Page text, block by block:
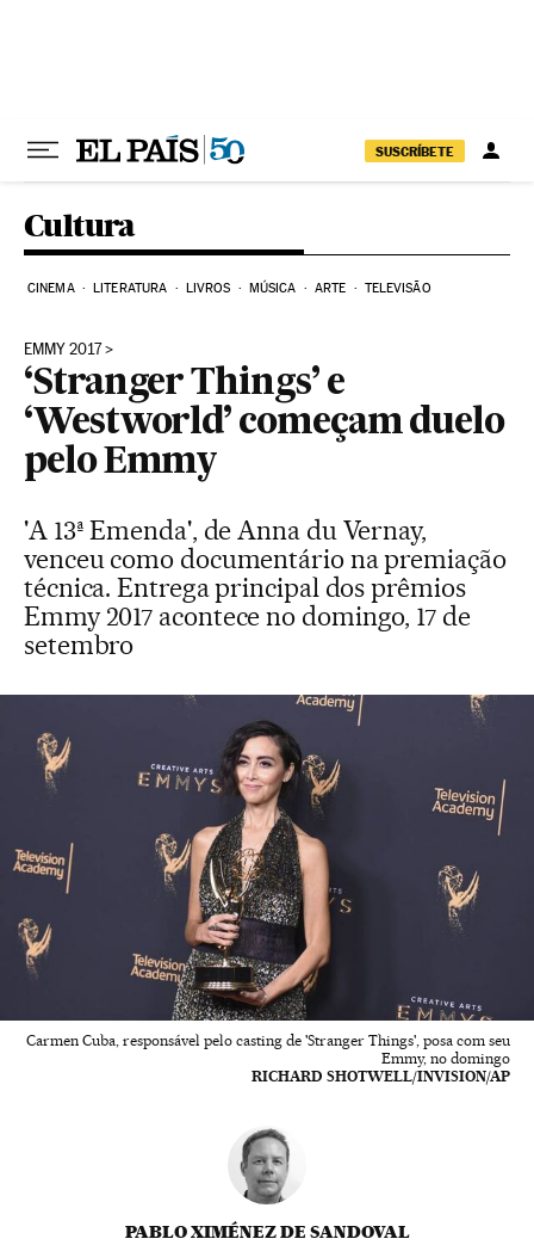
SUSCRÍBETE
Cultura
CINEMA LITERATURA LIVROS MÚSICA ARTE TELEVISÃO
EMMY 2017
‘Stranger Things’ e
‘Westworld’ começam duelo
pelo Emmy
'A 13ª Emenda', de Anna du Vernay,
venceu como documentário na premiação
técnica. Entrega principal dos prêmios
Emmy 2017 acontece no domingo, 17 de
setembro
Carmen Cuba, responsável pelo casting de 'Stranger Things', posa com seu
Emmy, no domingo
RICHARD SHOTWELL/INVISION/AP
PABLO XIMÉNEZ DE SANDOVAL